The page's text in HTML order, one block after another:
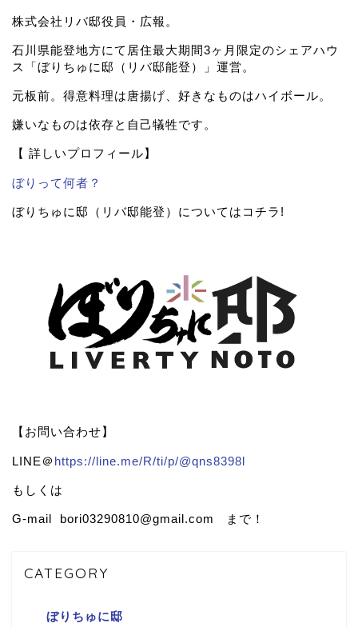
株式会社リバ邸役員・広報。
石川県能登地方にて居住最大期間3ヶ月限定のシェアハウ
ス「ぼりちゅに邸（リバ邸能登）」運営。
元板前。得意料理は唐揚げ、好きなものはハイボール。
嫌いなものは依存と自己犠牲です。
【 詳しいプロフィール】
ぼりって何者？
ぼりちゅに邸（リバ邸能登）についてはコチラ!
【お問い合わせ】
LINE＠ https://line.me/R/ti/p/@qns8398l
もしくは
G-mail bori03290810@gmail.com まで！
CATEGORY
ぼりちゅに邸